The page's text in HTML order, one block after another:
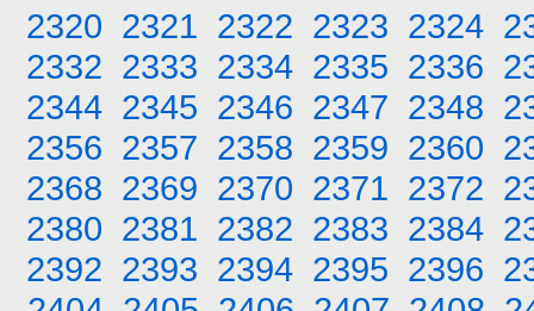
2320 2321 2322 2323 2324
2332 2333 2334 2335 2336
2344 2345 2346 2347 2348
2356 2357 2358 2359 2360
2368 2369 2370 2371 2372
2380 2381 2382 2383 2384
2392 2393 2394 2395 2396